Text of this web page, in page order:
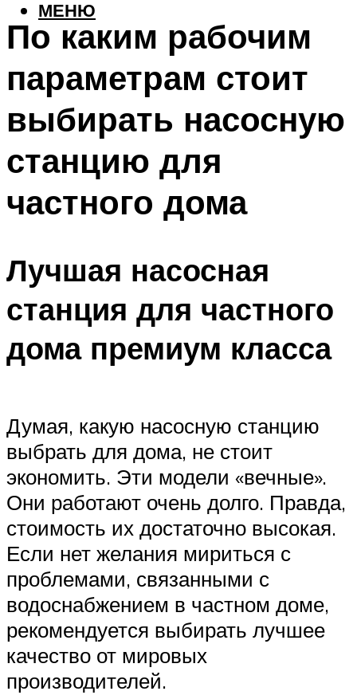
МЕНЮ
По каким рабочим
параметрам стоит
выбирать насосную
станцию для
частного дома
Лучшая насосная
станция для частного
дома премиум класса
Думая, какую насосную станцию
выбрать для дома, не стоит
экономить. Эти модели «вечные».
Они работают очень долго. Правда,
стоимость их достаточно высокая.
Если нет желания мириться с
проблемами, связанными с
водоснабжением в частном доме,
рекомендуется выбирать лучшее
качество от мировых
производителей.